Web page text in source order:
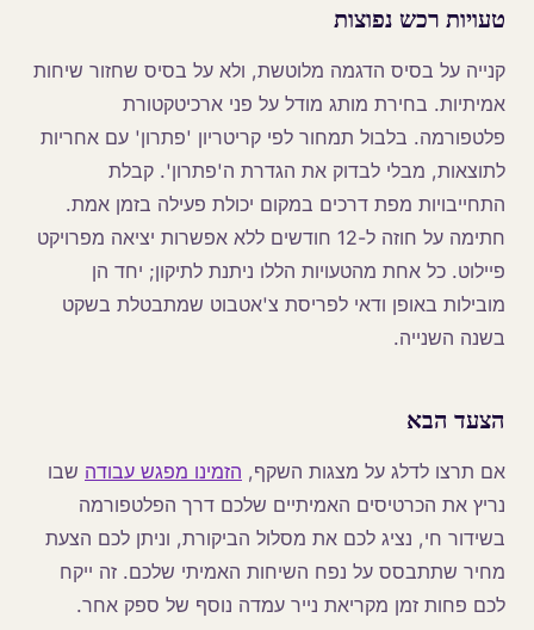
טעויות רכש נפוצות
קנייה על בסיס הדגמה מלוטשת, ולא על בסיס שחזור שיחות
אמיתיות. בחירת מותג מודל על פני ארכיטקטורת
פלטפורמה. בלבול תמחור לפי קריטריון 'פתרון' עם אחריות
לתוצאות, מבלי לבדוק את הגדרת ה'פתרון'. קבלת
התחייבויות מפת דרכים במקום יכולת פעילה בזמן אמת.
חתימה על חוזה ל-12 חודשים ללא אפשרות יציאה מפרויקט
פיילוט. כל אחת מהטעויות הללו ניתנת לתיקון; יחד הן
מובילות באופן ודאי לפריסת צ'אטבוט שמתבטלת בשקט
בשנה השנייה.
הצעד הבא
אם תרצו לדלג על מצגות השקף, הזמינו מפגש עבודה שבו
נריץ את הכרטיסים האמיתיים שלכם דרך הפלטפורמה
בשידור חי, נציג לכם את מסלול הביקורת, וניתן לכם הצעת
מחיר שתתבסס על נפח השיחות האמיתי שלכם. זה ייקח
לכם פחות זמן מקריאת נייר עמדה נוסף של ספק אחר.